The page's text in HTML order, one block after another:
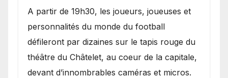
A partir de 19h30, les joueurs, joueuses et
personnalités du monde du football
défileront par dizaines sur le tapis rouge du
théâtre du Châtelet, au coeur de la capitale,
devant d’innombrables caméras et micros.